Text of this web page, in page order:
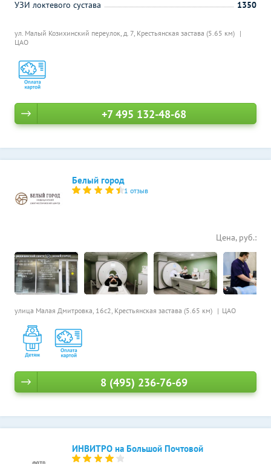
ул. Малый Козихинский переулок, д. 7, Крестьянская застава (5.65 км)
ЦАО
УЗИ локтевого сустава 1350
+7 495 132-48-68
Белый город
1 отзыв
улица Малая Дмитровка, 16с2, Крестьянская застава (5.65 км) ЦАО
Цена, руб.:
8 (495) 236-76-69
ИНВИТРО на Большой Почтовой